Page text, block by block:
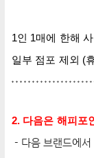
1인 1매에 한해
일부 점포 제외 (
2. 다음은 해피포
- 다음 브랜드에